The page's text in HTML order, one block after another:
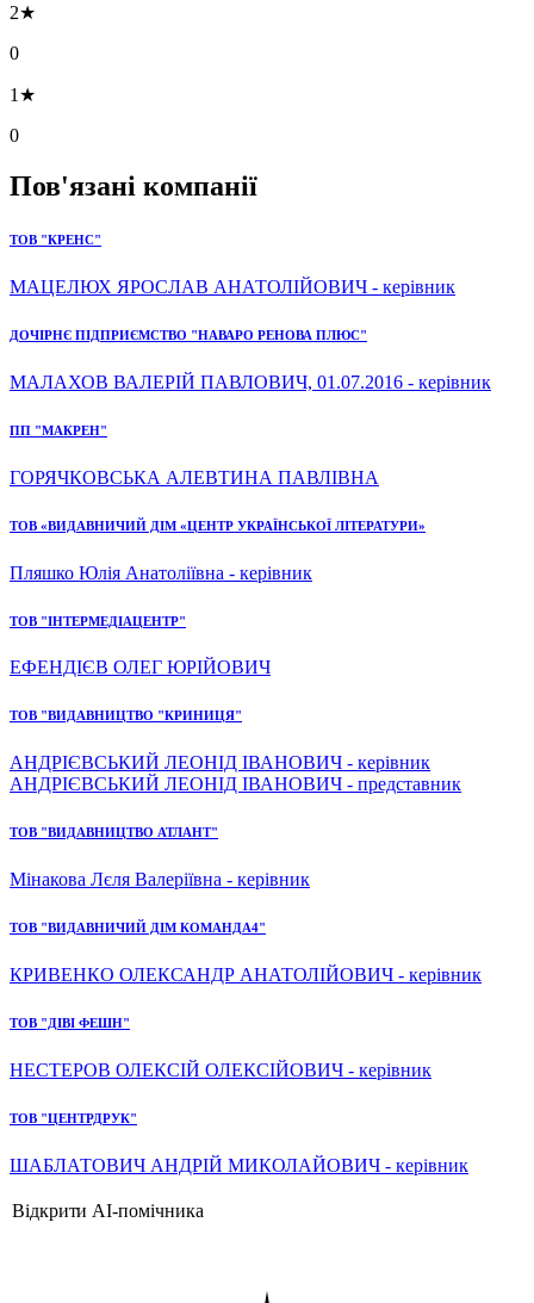
2★
0
1★
0
Пов'язані компанії
ТОВ "КРЕНС"
МАЦЕЛЮХ ЯРОСЛАВ АНАТОЛІЙОВИЧ - керівник
ДОЧІРНЄ ПІДПРИЄМСТВО "НАВАРО РЕНОВА ПЛЮС"
МАЛАХОВ ВАЛЕРІЙ ПАВЛОВИЧ, 01.07.2016 - керівник
ПП "МАКРЕН"
ГОРЯЧКОВСЬКА АЛЕВТИНА ПАВЛІВНА
ТОВ «ВИДАВНИЧИЙ ДІМ «ЦЕНТР УКРАЇНСЬКОЇ ЛІТЕРАТУРИ»
Пляшко Юлія Анатоліївна - керівник
ТОВ "ІНТЕРМЕДІАЦЕНТР"
ЕФЕНДІЄВ ОЛЕГ ЮРІЙОВИЧ
ТОВ "ВИДАВНИЦТВО "КРИНИЦЯ"
АНДРІЄВСЬКИЙ ЛЕОНІД ІВАНОВИЧ - керівник
АНДРІЄВСЬКИЙ ЛЕОНІД ІВАНОВИЧ - представник
ТОВ "ВИДАВНИЦТВО АТЛАНТ"
Мінакова Лєля Валеріївна - керівник
ТОВ "ВИДАВНИЧИЙ ДІМ КОМАНДА4"
КРИВЕНКО ОЛЕКСАНДР АНАТОЛІЙОВИЧ - керівник
ТОВ "ДІВІ ФЕШН"
НЕСТЕРОВ ОЛЕКСІЙ ОЛЕКСІЙОВИЧ - керівник
ТОВ "ЦЕНТРДРУК"
ШАБЛАТОВИЧ АНДРІЙ МИКОЛАЙОВИЧ - керівник
Відкрити AI-помічника